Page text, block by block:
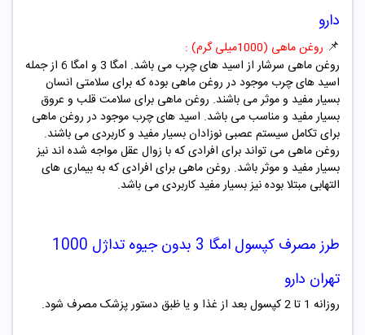
دارو
📌 روغن ماهی (1000میلی گرم) :
روغن ماهی سرشار از اسید های چرب می باشد. امگا 3 و امگا 6 از جمله
اسید های چرب موجود در روغن ماهی بوده که برای سلامتی انسان
بسیار مفید و موثر می باشند. روغن ماهی برای سلامت قلب و عروق
بسیار مفید و مناسب می باشد. اسید های چرب موجود در روغن ماهی
برای تکامل سیستم عصبی نوزادان بسیار مفید و کاربردی می باشند.
روغن ماهی می تواند برای افرادی که با زوال عقل مواجه شده اند نیز
بسیار مفید و موثر باشد. روغن ماهی برای افرادی که به بیماری های
التهابی مبتلا بوده نیز بسیار مفید کاربردی می باشد.
طرز مصرف کپسول امگا 3 بدون جیوه
تداژل 1000
تهران دارو
روزانه 1 تا 2 کپسول بعد از غذا و یا ظبق دستور پزشک مصرف شود.